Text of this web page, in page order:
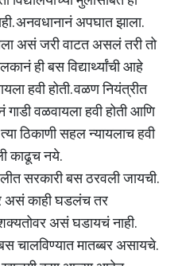
अनवधानानं अपघात झाला.
असं जरी वाटत असलं तरी तो
ही बस विद्यार्थ्यांची आहे
हवी होती. वळण नियंत्रीत
वळवायला हवी होती आणि
ठिकाणी सहल न्यायलाच हवी
काढूच नये.
सरकारी बस ठरवली जायची.
असं काही घडलंच तर
असं घडायचं नाही.
चालविण्यात मातब्बर असायचे.